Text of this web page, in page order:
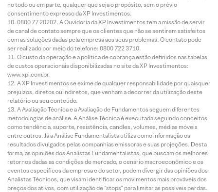
no todo ou em parte, qualquer que seja o propósito, sem o prévio
consentimento expresso da XP Investimentos.
0800 77 20202. A Ouvidoria da XP Investimentos tem a missão de servir
de canal de contato sempre que os clientes que não se sentirem satisfeitos
com as soluções dadas pela empresa aos seus problemas. O contato pode
ser realizado por meio do telefone: 0800 722 3710.
O custo da operação e a política de cobrança estão definidos nas tabelas
de custos operacionais disponibilizadas no site da XP Investimentos:
www.xpi.com.br.
A XP Investimentos se exime de qualquer responsabilidade por quaisquer
prejuízos, diretos ou indiretos, que venham a decorrer da utilização deste
relatório ou seu conteúdo.
A Avaliação Técnica e a Avaliação de Fundamentos seguem diferentes
metodologias de análise. A Análise Técnica é executada seguindo conceitos
como tendência, suporte, resistência, candles, volumes, médias móveis
entre outros. Já a Análise Fundamentalista utiliza como informação os
resultados divulgados pelas companhias emissoras e suas projeções. Desta
forma, as opiniões dos Analistas Fundamentalistas, que buscam os melhores
retornos dadas as condições de mercado, o cenário macroeconômico e os
eventos específicos da empresa e do setor, podem divergir das opiniões dos
Analistas Técnicos, que visam identificar os movimentos mais prováveis dos
preços dos ativos, com utilização de “stops” para limitar as possíveis perdas.